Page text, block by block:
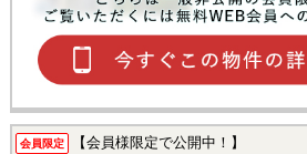
会員限定 【会員様限定で公開中！】